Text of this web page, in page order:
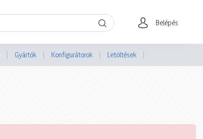
Belépés
Gyártók Konfigurátorok Letöltések